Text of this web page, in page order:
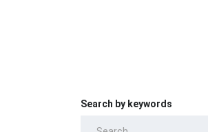
Search by keywords